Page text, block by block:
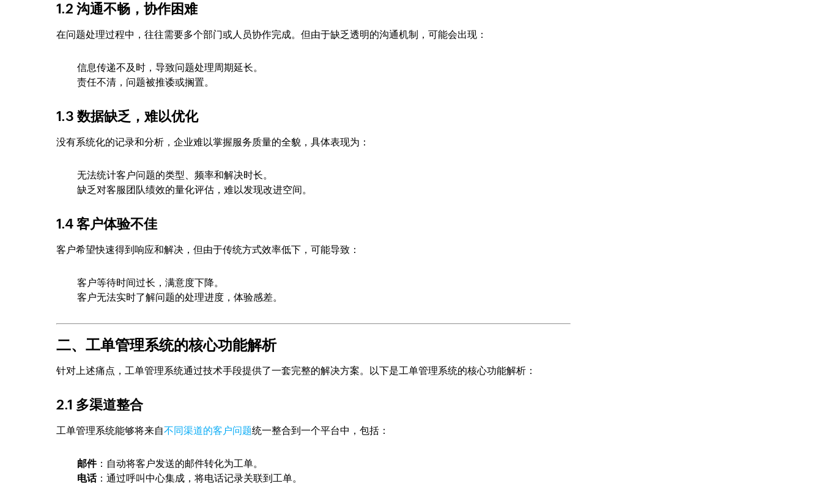
1.2 沟通不畅，协作困难
在问题处理过程中，往往需要多个部门或人员协作完成。但由于缺乏透明的沟通机制，可能会出现：
信息传递不及时，导致问题处理周期延长。
责任不清，问题被推诿或搁置。
1.3 数据缺乏，难以优化
没有系统化的记录和分析，企业难以掌握服务质量的全貌，具体表现为：
无法统计客户问题的类型、频率和解决时长。
缺乏对客服团队绩效的量化评估，难以发现改进空间。
1.4 客户体验不佳
客户希望快速得到响应和解决，但由于传统方式效率低下，可能导致：
客户等待时间过长，满意度下降。
客户无法实时了解问题的处理进度，体验感差。
二、工单管理系统的核心功能解析
针对上述痛点，工单管理系统通过技术手段提供了一套完整的解决方案。以下是工单管理系统的核心功能解析：
2.1 多渠道整合
工单管理系统能够将来自不同渠道的客户问题统一整合到一个平台中，包括：
邮件：自动将客户发送的邮件转化为工单。
电话：通过呼叫中心集成，将电话记录关联到工单。